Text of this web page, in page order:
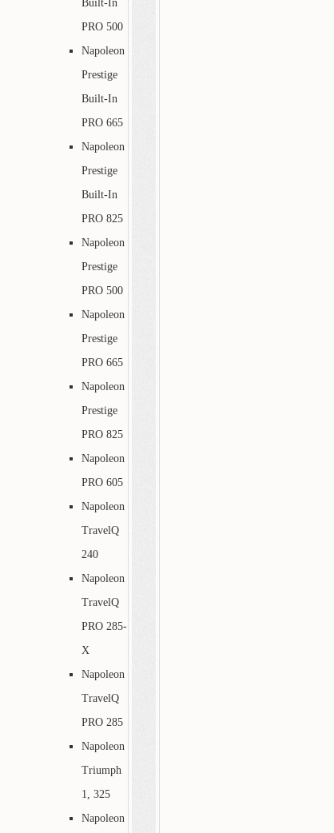
Built-In
PRO 500
Napoleon
Prestige
Built-In
PRO 665
Napoleon
Prestige
Built-In
PRO 825
Napoleon
Prestige
PRO 500
Napoleon
Prestige
PRO 665
Napoleon
Prestige
PRO 825
Napoleon
PRO 605
Napoleon
TravelQ
240
Napoleon
TravelQ
PRO 285-
X
Napoleon
TravelQ
PRO 285
Napoleon
Triumph
1, 325
Napoleon